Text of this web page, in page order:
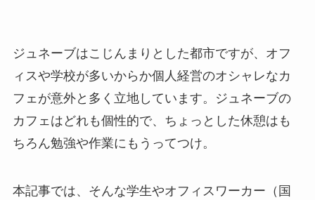
ジュネーブはこじんまりとした都市ですが、オフ
ィスや学校が多いからか個人経営のオシャレなカ
フェが意外と多く立地しています。ジュネーブの
カフェはどれも個性的で、ちょっとした休憩はも
ちろん勉強や作業にもうってつけ。
本記事では、そんな学生やオフィスワーカー（国